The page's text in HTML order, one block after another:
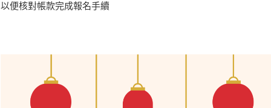
以便核對帳款完成報名手續